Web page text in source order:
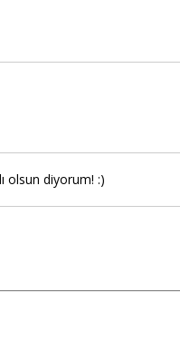
olsun diyorum! :)